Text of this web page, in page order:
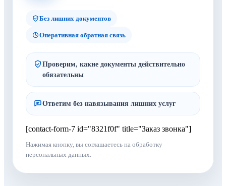
Без лишних документов
Оперативная обратная связь
Проверим, какие документы действительно
обязательны
Ответим без навязывания лишних услуг
[contact-form-7 id="8321f0f" title="Заказ звонка"]
Нажимая кнопку, вы соглашаетесь на обработку
персональных данных.